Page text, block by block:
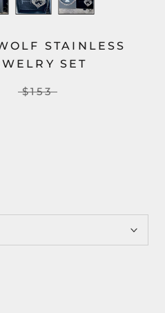
STAINLESS
SET
$153